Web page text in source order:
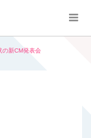
新CM発表会